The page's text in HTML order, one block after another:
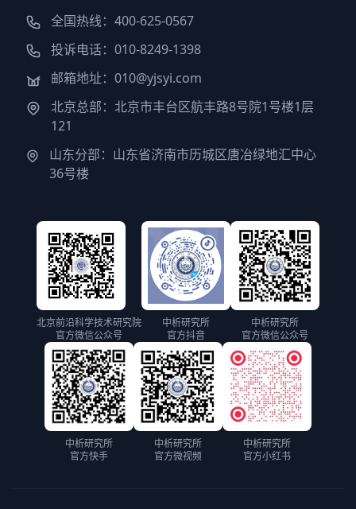
全国热线：400-625-0567
投诉电话：010-8249-1398
邮箱地址：010@yjsyi.com
北京总部：北京市丰台区航丰路8号院1号楼1层
121
山东分部：山东省济南市历城区唐冶绿地汇中心
36号楼
北京前沿科学技术研究院
官方微信公众号
中析研究所
官方抖音
中析研究所
官方微信公众号
中析研究所
官方快手
中析研究所
官方微视频
中析研究所
官方小红书